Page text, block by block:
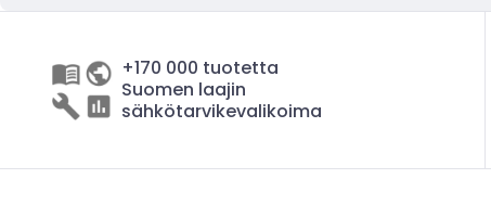
+170 000 tuotetta
Suomen laajin
sähkötarvikevalikoima